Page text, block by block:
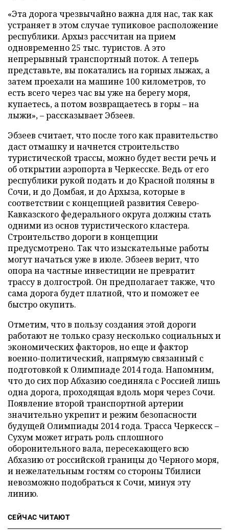
«Эта дорога чрезвычайно важна для нас, так как
устраняет в этом случае тупиковое расположение
республики. Архыз рассчитан на прием
одновременно 25 тыс. туристов. А это
непрерывный транспортный поток. А теперь
представьте, вы покатались на горных лыжах, а
затем проехали на машине 100 километров, то
есть всего через час вы уже на берегу моря,
купаетесь, а потом возвращаетесь в горы–на
лыжи»,–рассказывает Эбзеев.
Эбзеев считает, что после того как правительство
даст отмашку и начнется строительство
туристической трассы, можно будет вести речь и
об открытии аэропорта в Черкесске. Ведь от его
республики рукой подать и до Красной поляны в
Сочи, и до Домбая, и до Архыза, которые в
соответствии с концепцией развития Северо-
Кавказского федерального округа должны стать
одними из основ туристического кластера.
Строительство дороги в концепции
предусмотрено. Так что изыскательные работы
могут начаться уже в июле. Эбзеев верит, что
опора на частные инвестиции не превратит
трассу в долгострой. Он предполагает также, что
сама дорога будет платной, что и поможет ее
быстро окупить.
Отметим, что в пользу создания этой дороги
работают не только сразу несколько социальных и
экономических факторов, но еще и фактор
военно-политический, напрямую связанный с
подготовкой к Олимпиаде 2014 года. Напомним,
что до сих пор Абхазию соединяла с Россией лишь
одна дорога, проходящая вдоль моря через Сочи.
Появление второй транспортной артерии
значительно укрепит и режим безопасности
будущей Олимпиады 2014 года. Трасса Черкесск–
Сухум может играть роль сплошного
оборонительного вала, пересекающего всю
Абхазию от российской границы до Черного моря,
и нежелательным гостям со стороны Тбилиси
невозможно подобраться к Сочи, минуя эту
линию.
СЕЙЧАС ЧИТАЮТ